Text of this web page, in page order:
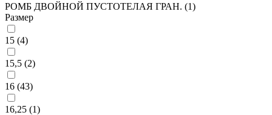
РОМБ ДВОЙНОЙ ПУСТОТЕЛАЯ ГРАН. (1)
Размер
15 (4)
15,5 (2)
16 (43)
16,25 (1)